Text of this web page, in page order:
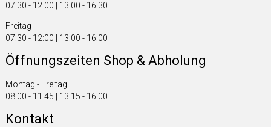
07:30 - 12:00 | 13:00 - 16:30
Freitag
07:30 - 12:00 | 13:00 - 16:00
Öffnungszeiten Shop & Abholung
Montag - Freitag
08.00 - 11.45 | 13.15 - 16.00
Kontakt